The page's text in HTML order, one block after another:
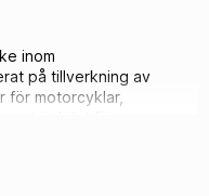
inom
på tillverkning av
för motorcyklar,
och fokus på kvalitet